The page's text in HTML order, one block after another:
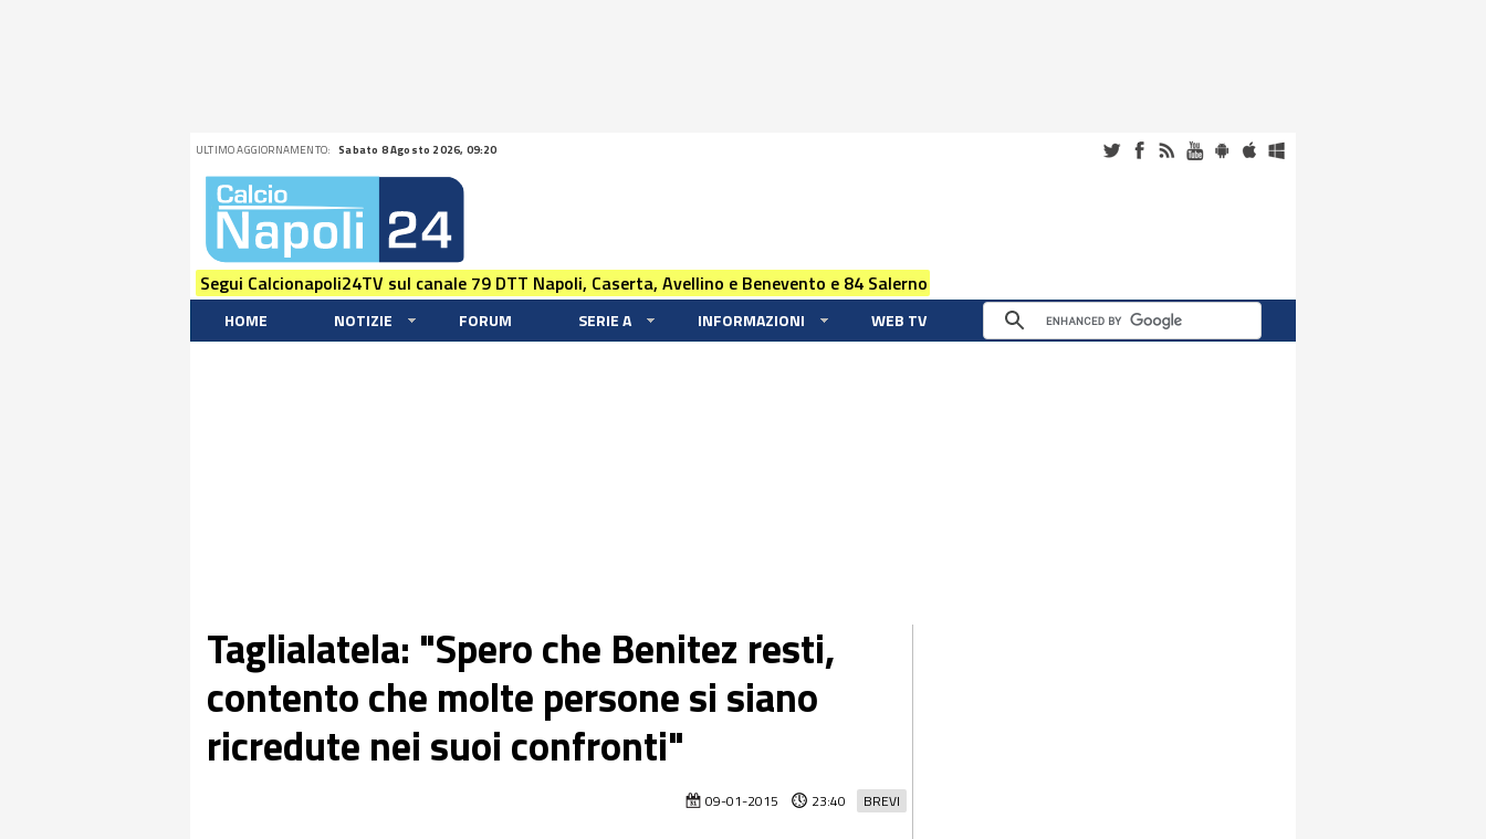
ULTIMO AGGIORNAMENTO: Sabato 8 Agosto 2026, 09:20
Segui Calcionapoli24TV sul canale 79 DTT Napoli, Caserta, Avellino e Benevento e 84 Salerno
HOME NOTIZIE FORUM SERIE A INFORMAZIONI WEB TV
Taglialatela: "Spero che Benitez resti,
contento che molte persone si siano
ricredute nei suoi confronti"
BREVI
09-01-2015 23:40